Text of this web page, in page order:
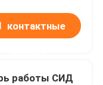
контактные
работы СИД